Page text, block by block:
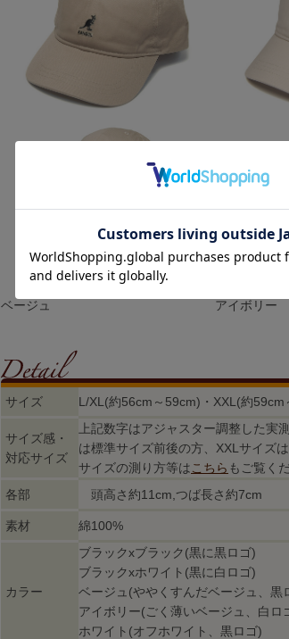
ベージュ アイボリー
サイズ L/XL(約56cm～59cm)・XXL(約59cm
サイズ感・
対応サイズ
上記数字はアジャスター調整した実
は標準サイズ前後の方、XXLサイズ
サイズの測り方等は こちら もご覧く
各部
頭高さ約11cm,つば長さ約7cm
素材 綿100%
カラー
ブラックxブラック(黒に黒ロゴ)
ブラックxホワイト(黒に白ロゴ)
ベージュ(ややくすんだベージュ、黒
アイボリー(ごく薄いベージュ、白ロ
ホワイト(オフホワイト、黒ロゴ)